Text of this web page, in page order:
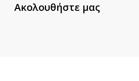
Ακολουθήστε μας